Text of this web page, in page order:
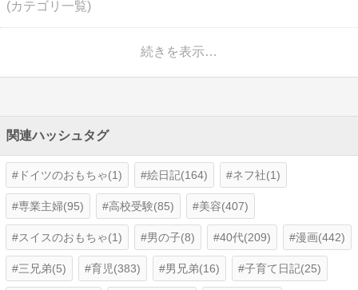
(カテゴリ一覧)
続きを表示…
関連ハッシュタグ
ドイツのおもちゃ(1) 絵日記(164) ネフ社(1)
専業主婦(95) 高校受験(85) 美容(407)
スイスのおもちゃ(1) 男の子(8) 40代(209) 漫画(442)
三兄弟(5) 育児(383) 男兄弟(16) 子育て日記(25)